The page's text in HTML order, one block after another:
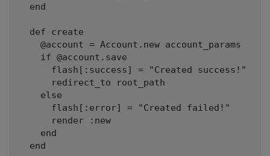
  end
  def create
    @account = Account.new account_params
    if @account.save
      flash[:success] = "Created success!"
      redirect_to root_path
    else
      flash[:error] = "Created failed!"
      render :new
    end
  end